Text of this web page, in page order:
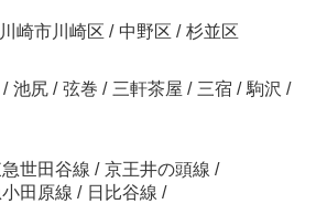
川崎市川崎区 / 中野区 / 杉並区
/ 池尻 / 弦巻 / 三軒茶屋 / 三宿 / 駒沢 /
世田谷線 / 京王井の頭線 /
田原線 / 日比谷線 /